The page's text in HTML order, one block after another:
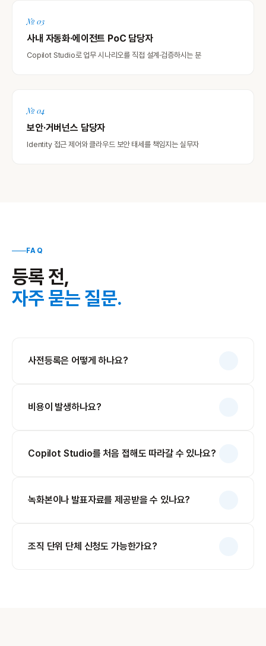
№ 03
사내 자동화·에이전트 PoC 담당자
Copilot Studio로 업무 시나리오를 직접 설계·검증하시는 분
№ 04
보안·거버넌스 담당자
Identity 접근 제어와 클라우드 보안 태세를 책임지는 실무자
FAQ
등록 전,
자주 묻는 질문.
사전등록은 어떻게 하나요?
비용이 발생하나요?
Copilot Studio를 처음 접해도 따라갈 수 있나요?
녹화본이나 발표자료를 제공받을 수 있나요?
조직 단위 단체 신청도 가능한가요?